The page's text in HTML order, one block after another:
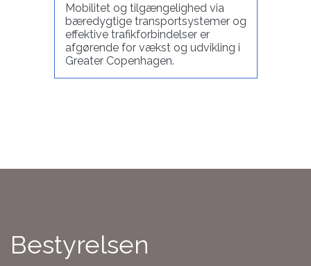
Mobilitet og tilgængelighed via
bæredygtige transportsystemer og
effektive trafikforbindelser er
afgørende for vækst og udvikling i
Greater Copenhagen.
Bestyrelsen